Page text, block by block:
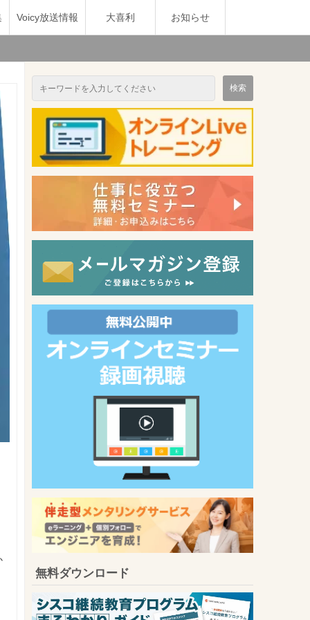
Voicy放送情報 大喜利 お知らせ
無料ダウンロード